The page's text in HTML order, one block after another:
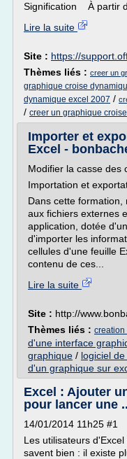
Signification À partir
Lire la suite
Site : https://
Thèmes liés : creer un
graphique croise
dynamique excel 2007 /
/ creer un graphique
Importer et
Excel -
Modifier la casse des
Importation et
Dans cette
aux fichiers externes
application, dotée
d'importer les
cellules d'une feuille
contenu de ces...
Lire la suite
Site : http://
Thèmes liés : creation
d'une interface
graphique / logiciel
d'un graphique sur
Excel : Ajouter
pour lancer une
14/01/2014 11h25 #1
Les utilisateurs
savent bien : il existe